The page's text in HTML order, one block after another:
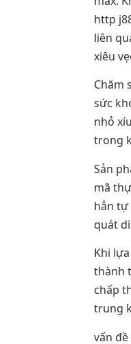
http
liên
xiêu
Chăm
sức
nhỏ
trong
Sản
mã
hẳn tự
quát
Khi
thành
chấp
trung
vấn